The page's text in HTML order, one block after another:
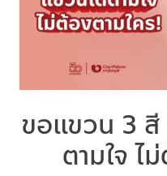
ขอแขวน 3 สี
ตามใจ ไ